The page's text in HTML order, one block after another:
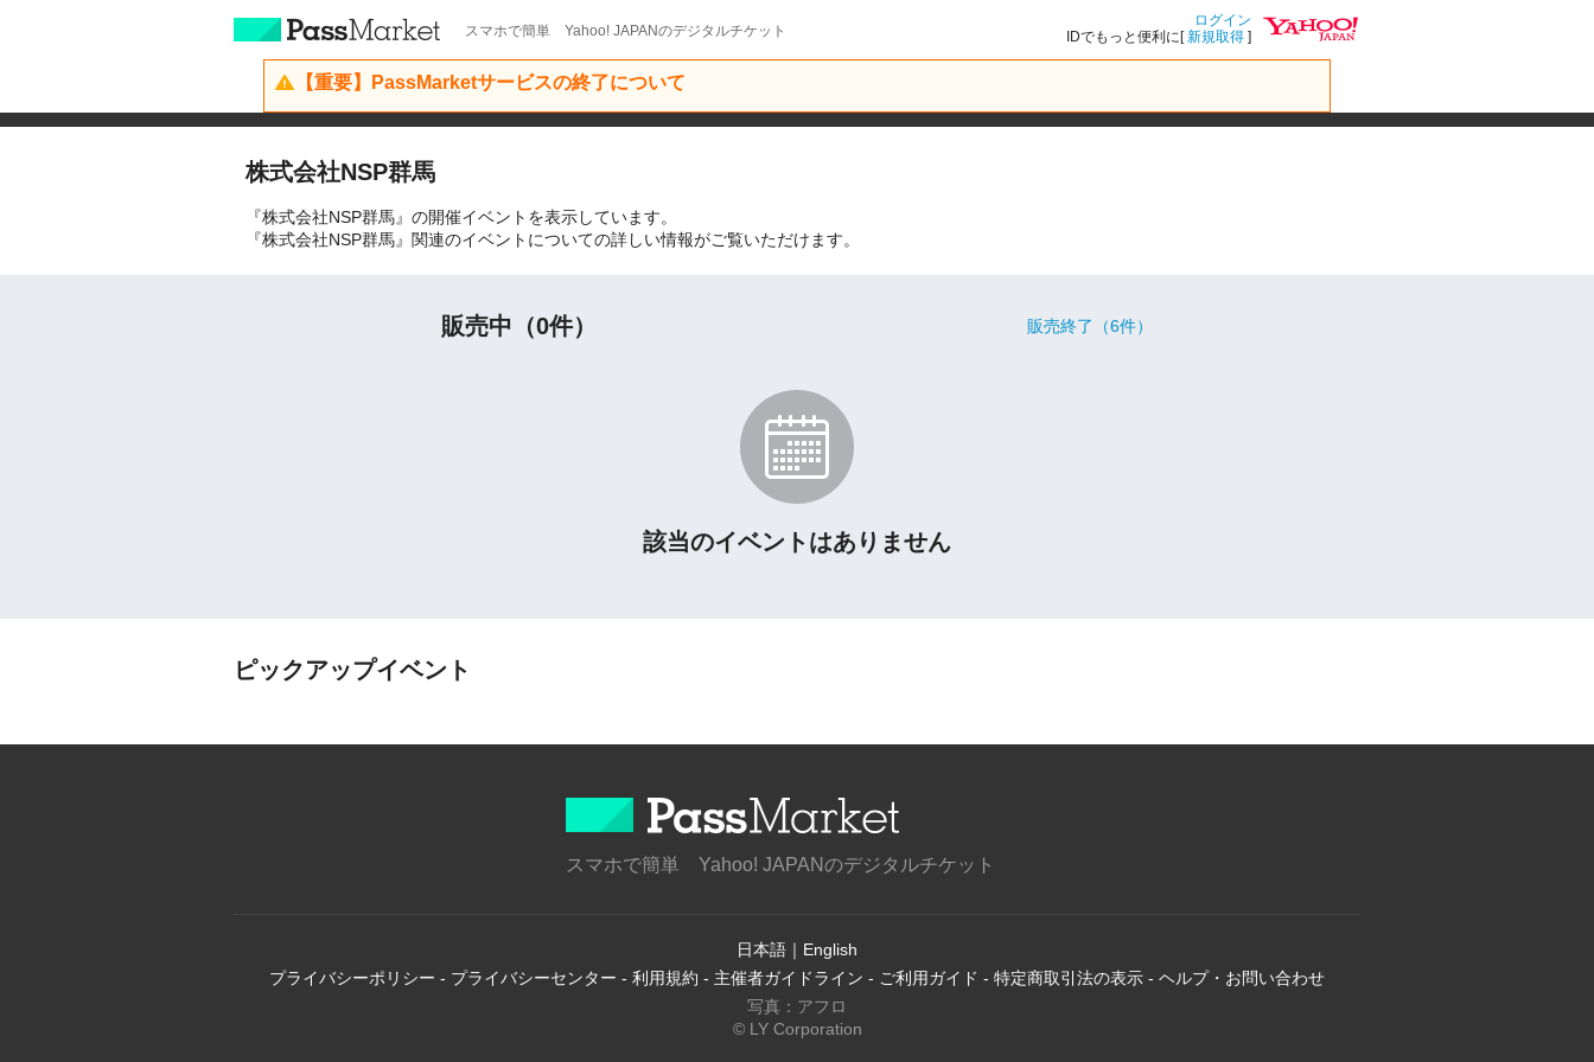
スマホで簡単 Yahoo! JAPANのデジタルチケット
ログイン
IDでもっと便利に[新規取得 ]
【重要】PassMarketサービスの終了について
株式会社NSP群馬
『株式会社NSP群馬』の開催イベントを表示しています。
『株式会社NSP群馬』関連のイベントについての詳しい情報がご覧いただけます。
販売中（0件） 販売終了（6件）
該当のイベントはありません
ピックアップイベント
スマホで簡単 Yahoo! JAPANのデジタルチケット
日本語 ｜ English
プライバシーポリシー - プライバシーセンター - 利用規約 - 主催者ガイドライン - ご利用ガイド - 特定商取引法の表示 - ヘルプ・お問い合わせ
写真：アフロ
© LY Corporation